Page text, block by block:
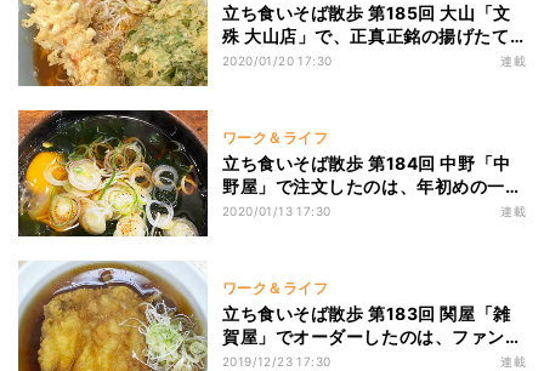
立ち食いそば散歩 第185回 大山「文
殊 大山店」で、正真正銘の揚げたて
天ぷらがのった「春菊そば」を賞味
2020/01/20 17:30 連載
ワーク＆ライフ
立ち食いそば散歩 第184回 中野「中
野屋」で注文したのは、年初めの一杯
に相応しい「わかめ玉子そば」
2020/01/13 17:30 連載
ワーク＆ライフ
立ち食いそば散歩 第183回 関屋「雑
賀屋」でオーダーしたのは、ファン多
数の名物「鶏天極上太麺そば」
2019/12/23 17:30 連載